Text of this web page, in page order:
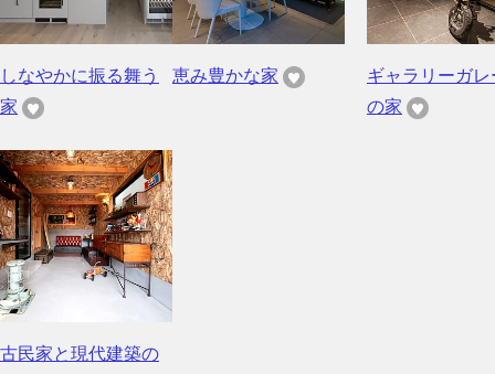
しなやかに振る舞う
家
恵み豊かな家
ギャラリーガレ
の家
古民家と現代建築の